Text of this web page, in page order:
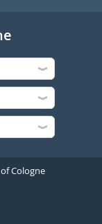
Cologne